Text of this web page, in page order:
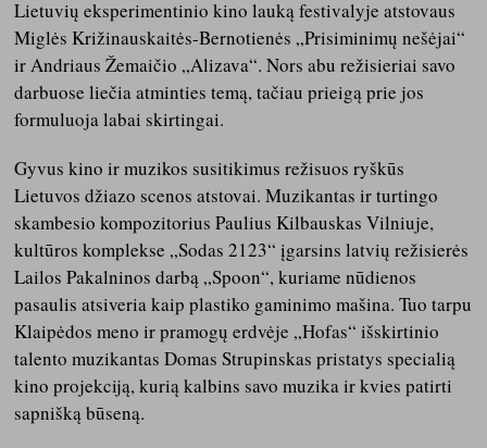
Lietuvių eksperimentinio kino lauką festivalyje atstovaus
Miglės Križinauskaitės-Bernotienės „Prisiminimų nešėjai“
ir Andriaus Žemaičio „Alizava“. Nors abu režisieriai savo
darbuose liečia atminties temą, tačiau prieigą prie jos
formuluoja labai skirtingai.
Gyvus kino ir muzikos susitikimus režisuos ryškūs
Lietuvos džiazo scenos atstovai. Muzikantas ir turtingo
skambesio kompozitorius Paulius Kilbauskas Vilniuje,
kultūros komplekse „Sodas 2123“ įgarsins latvių režisierės
Lailos Pakalninos darbą „Spoon“, kuriame nūdienos
pasaulis atsiveria kaip plastiko gaminimo mašina. Tuo tarpu
Klaipėdos meno ir pramogų erdvėje „Hofas“ išskirtinio
talento muzikantas Domas Strupinskas pristatys specialią
kino projekciją, kurią kalbins savo muzika ir kvies patirti
sapnišką būseną.